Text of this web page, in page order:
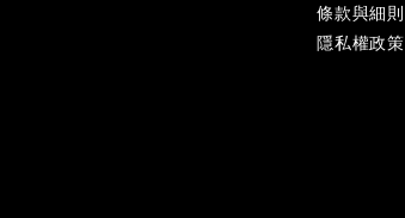
條款與細則
隱私權政策